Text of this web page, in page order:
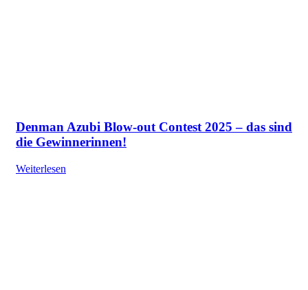
Denman Azubi Blow-out Contest 2025 – das sind
die Gewinnerinnen!
Weiterlesen